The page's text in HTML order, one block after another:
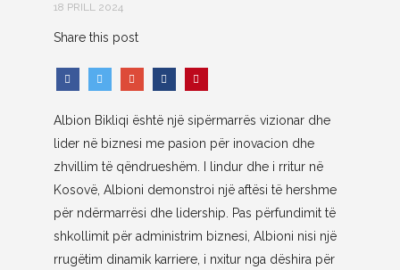
18 PRILL 2024
Share this post
Albion Bikliqi është një sipërmarrës vizionar dhe
lider në biznesi me pasion për inovacion dhe
zhvillim të qëndrueshëm. I lindur dhe i rritur në
Kosovë, Albioni demonstroi një aftësi të hershme
për ndërmarrësi dhe lidership. Pas përfundimit të
shkollimit për administrim biznesi, Albioni nisi një
rrugëtim dinamik karriere, i nxitur nga dëshira për